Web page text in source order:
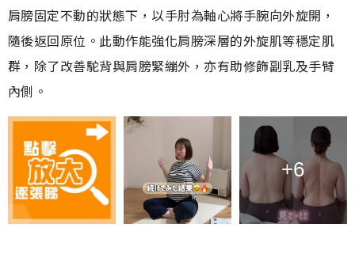
肩膀固定不動的狀態下，以手肘為軸心將手腕向外旋開，
隨後返回原位。此動作能強化肩膀深層的外旋肌等穩定肌
群，除了改善駝背與肩膀緊繃外，亦有助修飾副乳及手臂
內側。
+6